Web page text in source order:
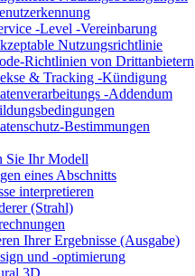
-Level -Vereinbarung
Nutzungsrichtlinie
Richtlinien von Drittanbietern
& Tracking -Kündigung
-Addendum
Bestimmungen
Sie Ihr Modell
eines Abschnitts
interpretieren
(Strahl)
Ihrer Ergebnisse (Ausgabe)
und -optimierung